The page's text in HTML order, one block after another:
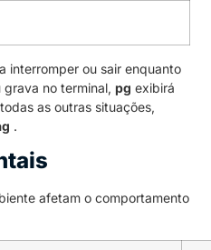
interromper ou sair enquanto
grava no terminal,pg exibirá
as outras situações,
.
afetam o comportamento